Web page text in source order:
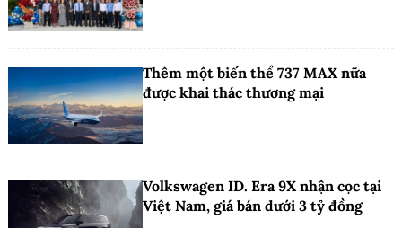
Thêm một biến thể 737 MAX nữa
được khai thác thương mại
Volkswagen ID. Era 9X nhận cọc tại
Việt Nam, giá bán dưới 3 tỷ đồng